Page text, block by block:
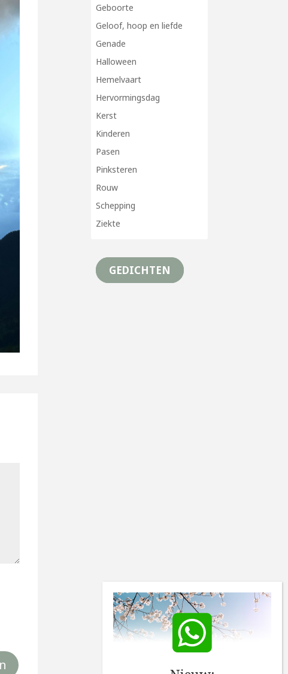
Geboorte
Geloof, hoop en liefde
Genade
Halloween
Hemelvaart
Hervormingsdag
Kerst
Kinderen
Pasen
Pinksteren
Rouw
Schepping
Ziekte
GEDICHTEN